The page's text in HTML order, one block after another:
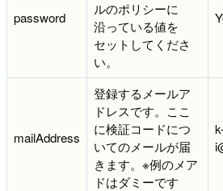
password
ルのポリシーに
沿っている値を
セットしてくださ
い。
mailAddress
登録するメールア
ドレスです。ここ
に検証コードにつ
いてのメールが届
きます。※例のメア
ドはダミーです